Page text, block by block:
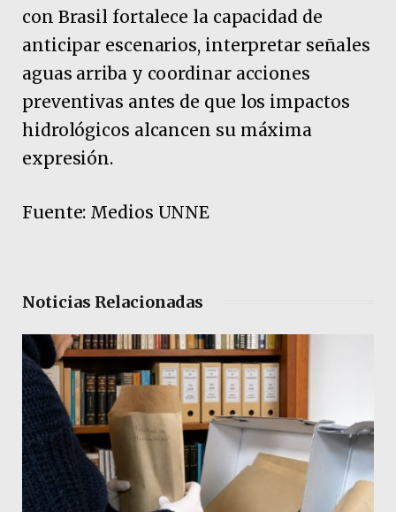
con Brasil fortalece la capacidad de
anticipar escenarios, interpretar señales
aguas arriba y coordinar acciones
preventivas antes de que los impactos
hidrológicos alcancen su máxima
expresión.
Fuente: Medios UNNE
Noticias Relacionadas